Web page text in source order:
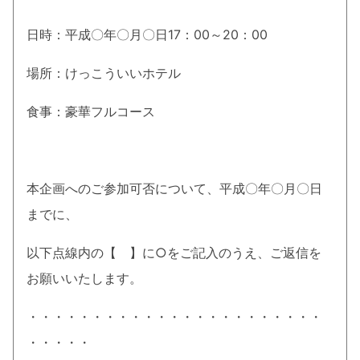
日時：平成〇年〇月〇日17：00～20：00
場所：けっこういいホテル
食事：豪華フルコース
本企画へのご参加可否について、平成〇年〇月〇日
までに、
以下点線内の【 】に○をご記入のうえ、ご返信を
お願いいたします。
・・・・・・・・・・・・・・・・・・・・・・・
・・・・・